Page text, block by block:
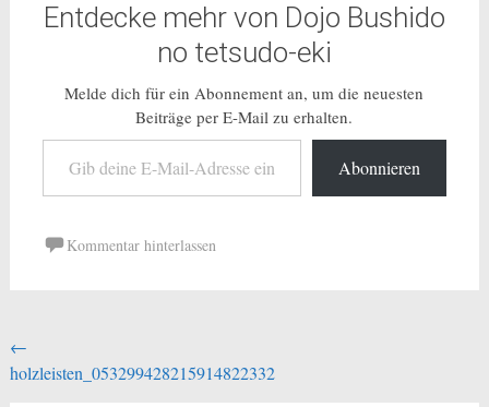
Entdecke mehr von Dojo Bushido
no tetsudo-eki
Melde dich für ein Abonnement an, um die neuesten
Beiträge per E-Mail zu erhalten.
Gib deine E-Mail-Adresse ein ...
Abonnieren
Kommentar hinterlassen
Beitragsnavigation
←
holzleisten_053299428215914822332